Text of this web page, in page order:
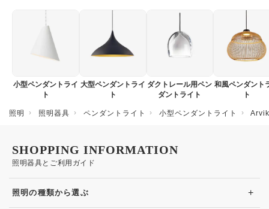
小型ペンダントライ
ト
大型ペンダントライ
ト
ダクトレール用ペン
ダントライト
和風ペンダント
ト
照明 照明器具 ペンダントライト 小型ペンダントライト
照明器具とご利用ガイド
SHOPPING INFORMATION
照明の種類から選ぶ +